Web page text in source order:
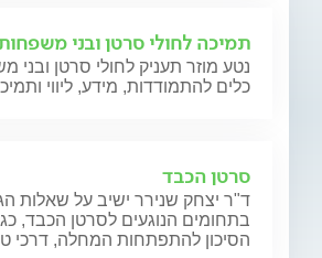
תמיכה לחולי סרטן ובני
נטע מוזר תעניק לחולי סרטן ובני
כלים להתמודדות, מידע, ליווי
סרטן הכבד
ד"ר יצחק שנירר ישיב על שאלות
בתחומים הנוגעים לסרטן הכבד,
הסיכון להתפתחות המחלה, דרכי